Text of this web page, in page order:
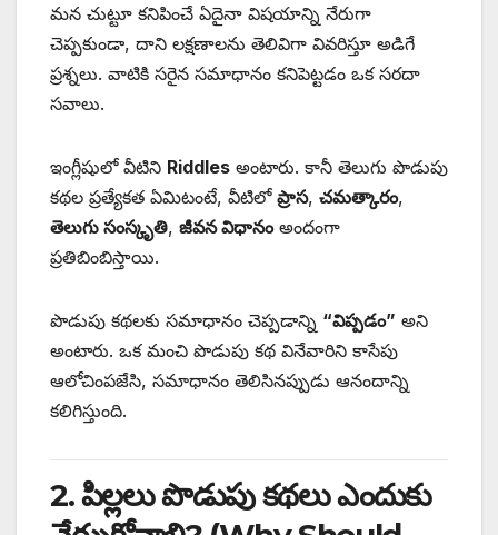
మన చుట్టూ కనిపించే ఏదైనా విషయాన్ని నేరుగా
చెప్పకుండా, దాని లక్షణాలను తెలివిగా వివరిస్తూ అడిగే
ప్రశ్నలు. వాటికి సరైన సమాధానం కనిపెట్టడం ఒక సరదా
సవాలు.
ఇంగ్లీషులో వీటిని Riddles అంటారు. కానీ తెలుగు పొడుపు
కథల ప్రత్యేకత ఏమిటంటే, వీటిలో ప్రాస, చమత్కారం,
తెలుగు సంస్కృతి, జీవన విధానంఅందంగా
ప్రతిబింబిస్తాయి.
పొడుపు కథలకు సమాధానం చెప్పడాన్ని “విప్పడం” అని
అంటారు. ఒక మంచి పొడుపు కథ వినేవారిని కాసేపు
ఆలోచింపజేసి, సమాధానం తెలిసినప్పుడు ఆనందాన్ని
కలిగిస్తుంది.
2. పిల్లలు పొడుపు కథలు ఎందుకు